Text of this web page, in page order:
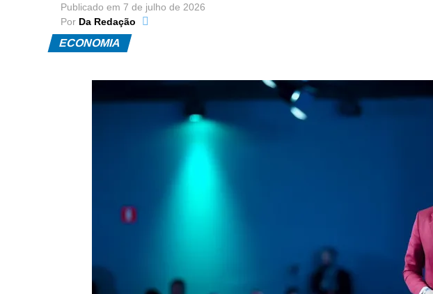
Publicado em 7 de julho de 2026
Por Da Redação
ECONOMIA